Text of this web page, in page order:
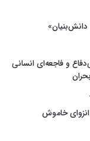
و فاجعه‌ای انسانی
خاموش